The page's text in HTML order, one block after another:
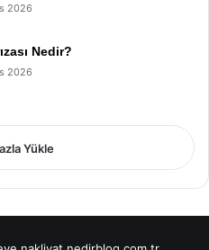
2026
Nedir?
2026
Yükle